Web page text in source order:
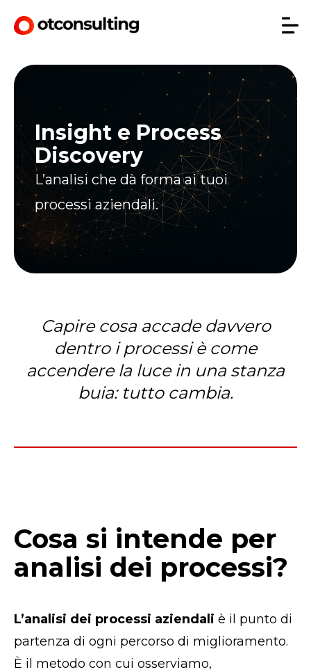
Insight e Process
Discovery
L’analisi che dà forma ai tuoi
processi aziendali.
Capire cosa accade davvero
dentro i processi è come
accendere la luce in una stanza
buia: tutto cambia.
Cosa si intende per
analisi dei processi?
L’analisi dei processi aziendali è il punto di
partenza di ogni percorso di miglioramento.
È il metodo con cui osserviamo,